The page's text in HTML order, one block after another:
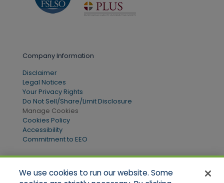
Company Information
Disclaimer
Legal Notices
Your Privacy Rights
Do Not Sell/Share/Limit Disclosure
Manage Cookies
Cookies Policy
Accessibility
Commitment to EEO
Quick Links
We use cookies to run our website. Some